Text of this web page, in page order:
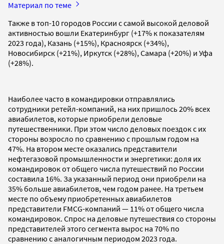
Материал по теме
Также в топ-10 городов России с самой высокой деловой
активностью вошли Екатеринбург (+17% к показателям
2023 года), Казань (+15%), Красноярск (+34%),
Новосибирск (+21%), Иркутск (+28%), Самара (+20%) и Уфа
(+28%).
Наиболее часто в командировки отправлялись
сотрудники ретейл-компаний, на них пришлось 20% всех
авиабилетов, которые приобрели деловые
путешественники. При этом число деловых поездок с их
стороны возросло по сравнению с прошлым годом на
47%. На втором месте оказались представители
нефтегазовой промышленности и энергетики: доля их
командировок от общего числа путешествий по России
составила 16%. За указанный период они приобрели на
35% больше авиабилетов, чем годом ранее. На третьем
месте по объему приобретенных авиабилетов
представители FMCG-компаний — 11% от общего числа
командировок. Спрос на деловые путешествия со стороны
представителей этого сегмента вырос на 70% по
сравнению с аналогичным периодом 2023 года.